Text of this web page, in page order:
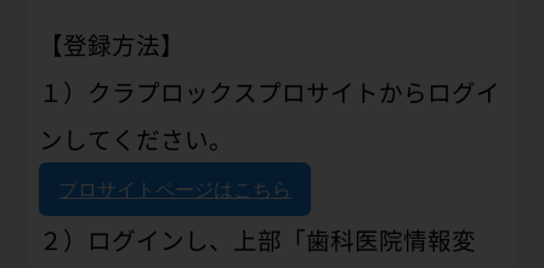
【登録方法】
１）クラプロックスプロサイトからログイ
ンしてください。
プロサイトページはこちら
２）ログインし、上部「歯科医院情報変